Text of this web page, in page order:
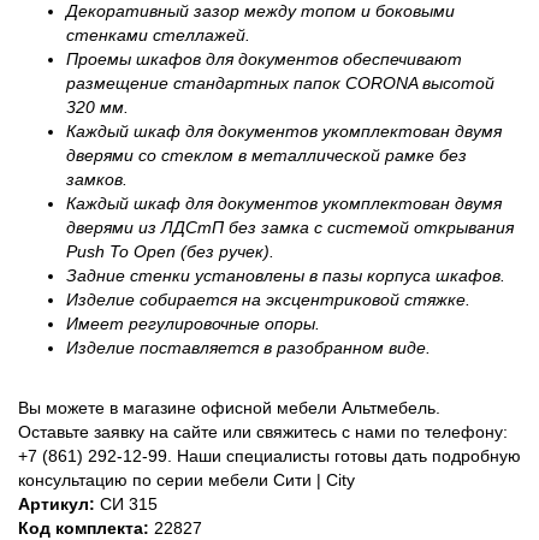
Декоративный зазор между топом и боковыми
стенками стеллажей.
Проемы шкафов для документов обеспечивают
размещение стандартных папок CORONA высотой
320 мм.
Каждый шкаф для документов укомплектован двумя
дверями со стеклом в металлической рамке без
замков.
Каждый шкаф для документов укомплектован двумя
дверями из ЛДСтП без замка с системой открывания
Push To Open (без ручек).
Задние стенки установлены в пазы корпуса шкафов.
Изделие собирается на эксцентриковой стяжке.
Имеет регулировочные опоры.
Изделие поставляется в разобранном виде.
Вы можете в магазине офисной мебели Альтмебель.
Оставьте заявку на сайте или свяжитесь с нами по телефону:
+7 (861) 292-12-99. Наши специалисты готовы дать подробную
консультацию по серии мебели Сити | City
Артикул: СИ 315
Код комплекта: 22827